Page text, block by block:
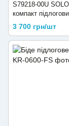
S79218-00U SOLO
компакт
комплекті з
поліпропілен та
арматурою, н/п (1
3 700 грн/шт